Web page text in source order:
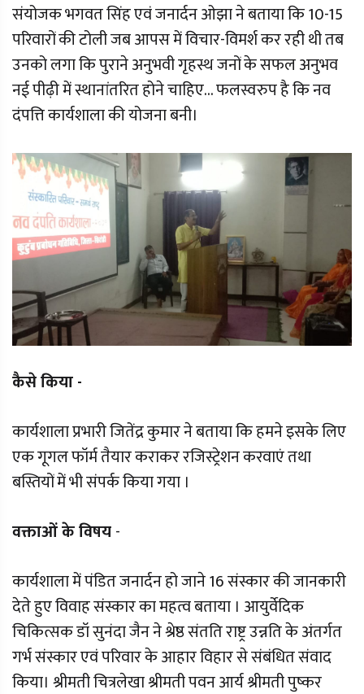
संयोजक भगवत सिंह एवं जनार्दन ओझा ने बताया कि 10-15
परिवारों की टोली जब आपस में विचार-विमर्श कर रही थी तब
उनको लगा कि पुराने अनुभवी गृहस्थ जनों के सफल अनुभव
नई पीढ़ी में स्थानांतरित होने चाहिए... फलस्वरुप है कि नव
दंपत्ति कार्यशाला की योजना बनी।
कैसे किया -
कार्यशाला प्रभारी जितेंद्र कुमार ने बताया कि हमने इसके लिए
एक गूगल फॉर्म तैयार कराकर रजिस्ट्रेशन करवाएं तथा
बस्तियों में भी संपर्क किया गया ।
वक्ताओं के विषय-
कार्यशाला में पंडित जनार्दन हो जाने 16 संस्कार की जानकारी
देते हुए विवाह संस्कार का महत्व बताया । आयुर्वेदिक
चिकित्सक डॉ सुनंदा जैन ने श्रेष्ठ संतति राष्ट्र उन्नति के अंतर्गत
गर्भ संस्कार एवं परिवार के आहार विहार से संबंधित संवाद
किया। श्रीमती चित्रलेखा श्रीमती पवन आर्य श्रीमती पुष्कर